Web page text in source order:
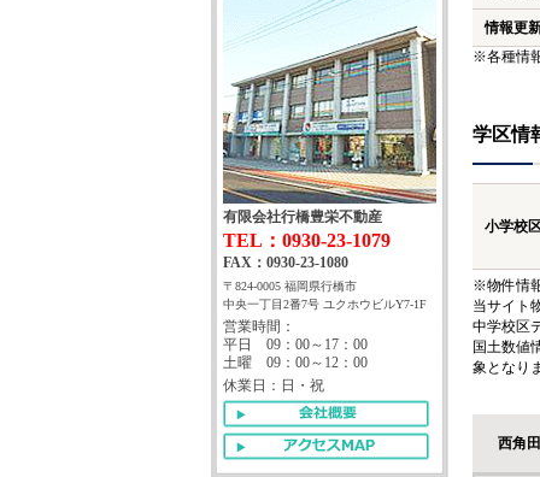
情報更
※各種情
学区情
小学校
※物件情
当サイト
中学校区
国土数値
象となり
西角
有限会社行橋豊栄不動産
TEL：0930-23-1079
FAX：0930-23-1080
〒824-0005 福岡県行橋市
中央一丁目2番7号 ユクホウビルY7-1F
営業時間：
平日 09：00～17：00
土曜 09：00～12：00
休業日：日・祝